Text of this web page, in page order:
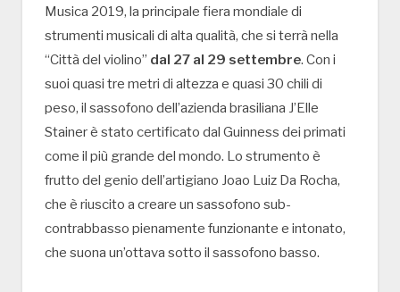
Musica 2019, la principale fiera mondiale di
strumenti musicali di alta qualità, che si terrà nella
“Città del violino” dal 27 al 29 settembre. Con i
suoi quasi tre metri di altezza e quasi 30 chili di
peso, il sassofono dell’azienda brasiliana J’Elle
Stainer è stato certificato dal Guinness dei primati
come il più grande del mondo. Lo strumento è
frutto del genio dell’artigiano Joao Luiz Da Rocha,
che è riuscito a creare un sassofono sub-
contrabbasso pienamente funzionante e intonato,
che suona un’ottava sotto il sassofono basso.